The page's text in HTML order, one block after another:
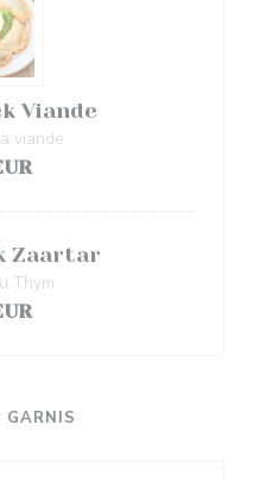
Viande
viande
Zaartar
Thym